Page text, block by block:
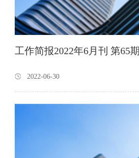
工作简报2022年6月刊 第65期
2022-06-30